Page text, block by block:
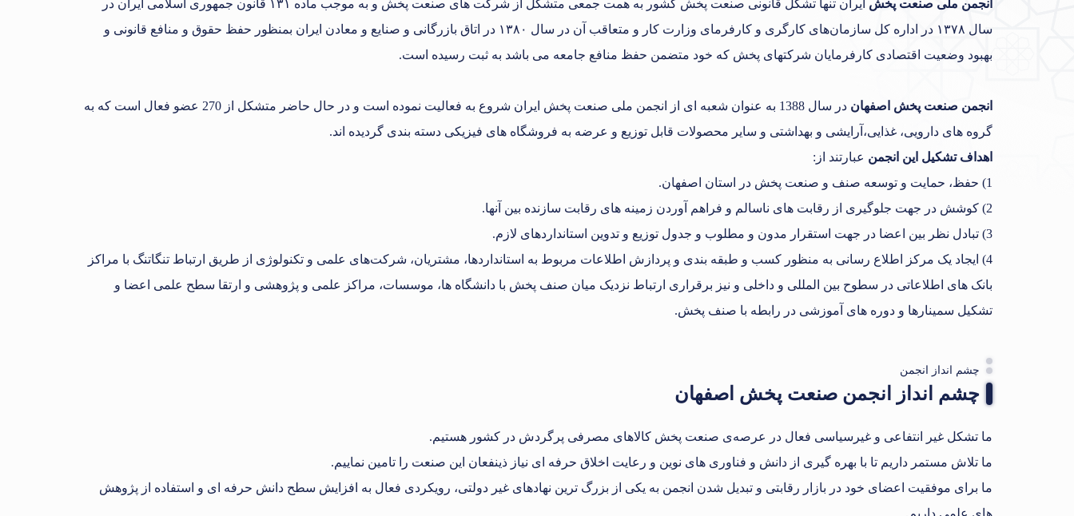
انجمن ملی صنعت پخش
ایران تنها تشکل قانونی صنعت پخش کشور به همت جمعی متشکل از شرکت های صنعت پخش و به موجب ماده ۱۳۱ قانون جمهوری اسلامی ایران در
سال ۱۳۷۸ در اداره کل سازمان‌های کارگری و کارفرمای وزارت کار و متعاقب آن در سال ۱۳۸۰ در اتاق بازرگانی و صنایع و معادن ایران بمنظور حفظ حقوق و منافع قانونی و
بهبود وضعیت اقتصادی کارفرمایان شرکتهای پخش که خود متضمن حفظ منافع جامعه می باشد به ثبت رسیده است.
انجمن صنعت پخش اصفهان
در سال 1388 به عنوان شعبه ای از انجمن ملی صنعت پخش ایران شروع به فعالیت نموده است و در حال حاضر متشکل از 270 عضو فعال است که به
گروه های دارویی، غذایی،آرایشی و بهداشتی و سایر محصولات قابل توزیع و عرضه به فروشگاه های فیزیکی دسته بندی گردیده اند.
اهداف تشکیل این انجمن عبارتند از:
1) حفظ، حمایت و توسعه صنف و صنعت پخش در استان اصفهان.
2) کوشش در جهت جلوگیری از رقابت های ناسالم و فراهم آوردن زمینه های رقابت سازنده بین آنها.
3) تبادل نظر بین اعضا در جهت استقرار مدون و مطلوب و جدول توزیع و تدوین استانداردهای لازم.
4) ایجاد یک مرکز اطلاع رسانی به منظور کسب و طبقه بندی و پردازش اطلاعات مربوط به استانداردها، مشتریان، شرکت‌های علمی و تکنولوژی از طریق ارتباط تنگاتنگ با مراکز
بانک های اطلاعاتی در سطوح بین المللی و داخلی و نیز برقراری ارتباط نزدیک میان صنف پخش با دانشگاه ها، موسسات، مراکز علمی و پژوهشی و ارتقا سطح علمی اعضا و
تشکیل سمینارها و دوره های آموزشی در رابطه با صنف پخش.
چشم انداز انجمن
چشم انداز انجمن صنعت پخش اصفهان
ما تشکل غیر انتفاعی و غیرسیاسی فعال در عرصه‌ی صنعت پخش کالاهای مصرفی پرگردش در کشور هستیم.
ما تلاش مستمر داریم تا با بهره گیری از دانش و فناوری های نوین و رعایت اخلاق حرفه ای نیاز ذینفعان این صنعت را تامین نماییم.
ما برای موفقیت اعضای خود در بازار رقابتی و تبدیل شدن انجمن به یکی از بزرگ ترین نهادهای غیر دولتی، رویکردی فعال به افزایش سطح دانش حرفه ای و استفاده از پژوهش
های علمی داریم.